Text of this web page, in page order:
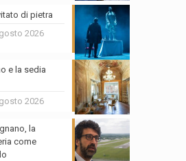
di pietra
2026
e la sedia
2026
la
come